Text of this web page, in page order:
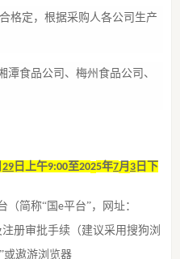
格定， 根据采购人各公司 生产
潭食品公司 、梅州 食品公司 、
29 日 上午9:00至2025年7月 3 日
下
（简称“国 e平台”，网址：
册审批手续（建议采用搜狗浏
”或遨游浏览器